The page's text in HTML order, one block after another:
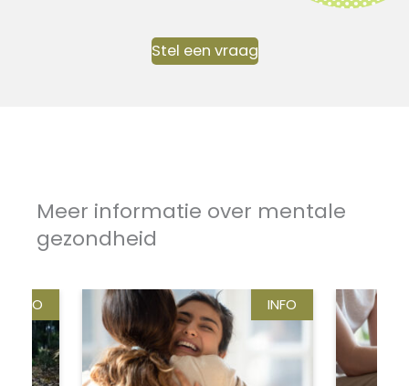
Stel een vraag
Meer informatie over mentale
gezondheid
INFO INFO